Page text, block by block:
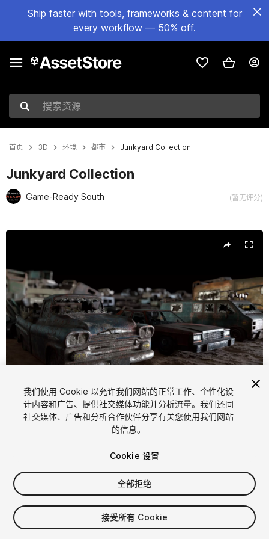
Ship faster with tools, frameworks & content for
every workflow — 50% off.
搜索资源
首页 3D 环境 都市 Junkyard Collection
Junkyard Collection
Game-Ready South (暂无评分)
1/43
$54.99
增值税将在结算时计算
我们使用 Cookie 以允许我们网站的正常工作、个性化设
计内容和广告、提供社交媒体功能并分析流量。我们还同
社交媒体、广告和分析合作伙伴分享有关您使用我们网站
的信息。
Cookie 设置
全部拒绝
接受所有 Cookie